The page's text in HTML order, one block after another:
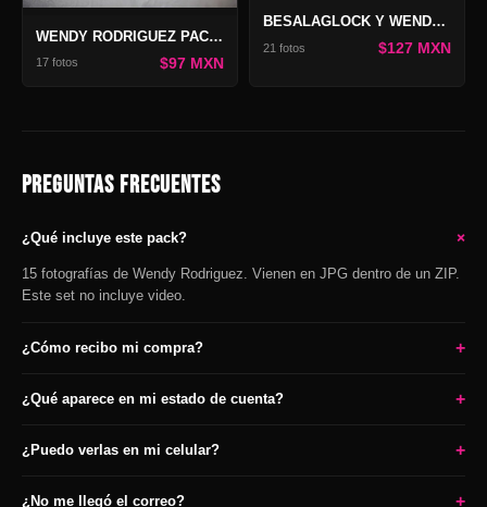
WENDY RODRIGUEZ PACK BLOSSOM 3
17 fotos $97 MXN
BESALAGLOCK Y WENDY RODRIGUEZ PACK TRICK OR TREAT
21 fotos $127 MXN
PREGUNTAS FRECUENTES
¿Qué incluye este pack? +
15 fotografías de Wendy Rodriguez. Vienen en JPG dentro de un ZIP.
Este set no incluye video.
¿Cómo recibo mi compra? +
¿Qué aparece en mi estado de cuenta? +
¿Puedo verlas en mi celular? +
¿No me llegó el correo? +